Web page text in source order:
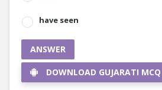
have seen
ANSWER
DOWNLOAD GUJARATI